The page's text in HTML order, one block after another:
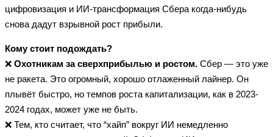
цифровизация и ИИ-трансформация Сбера когда-нибудь
снова дадут взрывной рост прибыли.
Кому стоит подождать?
❌ Охотникам за сверхприбылью и ростом. Сбер — это уже
не ракета. Это огромный, хорошо отлаженный лайнер. Он
плывёт быстро, но темпов роста капитализации, как в 2023-
2024 годах, может уже не быть.
❌ Тем, кто считает, что “хайп” вокруг ИИ немедленно